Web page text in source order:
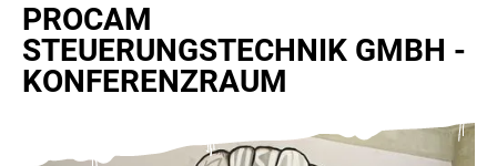
PROCAM
STEUERUNGSTECHNIK GMBH -
KONFERENZRAUM